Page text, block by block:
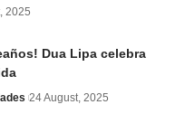
2025
Dua Lipa celebra
24 August, 2025